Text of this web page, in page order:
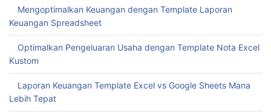
Mengoptimalkan Keuangan dengan Template Laporan
Keuangan Spreadsheet
Optimalkan Pengeluaran Usaha dengan Template Nota Excel
Kustom
Laporan Keuangan Template Excel vs Google Sheets Mana
Lebih Tepat